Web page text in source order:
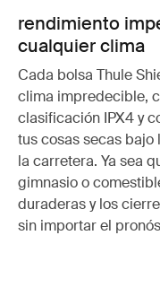
rendimiento
cualquier clima
Cada bolsa Thule
clima impredecible,
clasificación IPX4 y
tus cosas secas
la carretera. Ya sea
gimnasio o
duraderas y los
sin importar el